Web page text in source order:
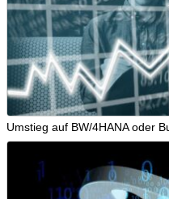
Umstieg auf BW/4HANA oder